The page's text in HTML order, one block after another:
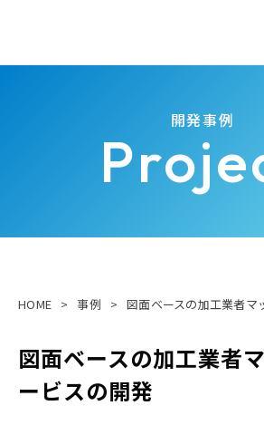
開発事例
HOME > 事例 > 図面ベースの加工業者マ
図面ベースの加工業者
ービスの開発